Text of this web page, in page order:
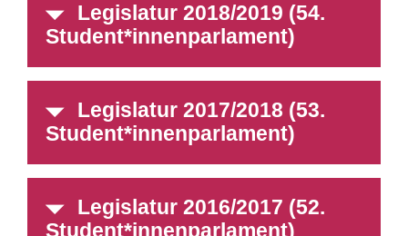
Legislatur 2018/2019 (54.
Student*innenparlament)
Legislatur 2017/2018 (53.
Student*innenparlament)
Legislatur 2016/2017 (52.
Student*innenparlament)